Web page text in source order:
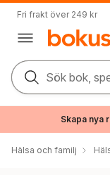
Fri frakt över 249 kr
Sök bok,
Skapa nya
Hälsa och familj